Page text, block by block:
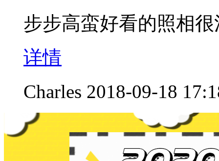
步步高蛮好看的照相很
详情
Charles 2018-09-18